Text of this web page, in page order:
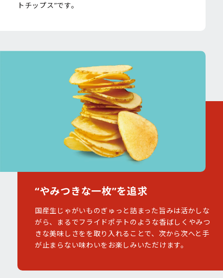
トチップス”です。
“やみつきな一枚”を追求
国産生じゃがいものぎゅっと詰まった旨みは活かしな
がら、まるでフライドポテトのような香ばしくやみつ
きな美味しさをを取り入れることで、次から次へと手
が止まらない味わいをお楽しみいただけます。